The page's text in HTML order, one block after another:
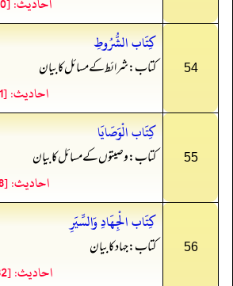
54
كِتَاب الشُّرُوطِ
کتاب: شرائط کے مسائل کا بیان
احادیث: [2711سے2737]
55
كِتَاب الْوَصَايَا
کتاب: وصیتوں کے مسائل کا بیان
احادیث: [2738سے2781]
56
كِتَاب الْجِهَادِ وَالسِّيَرِ
کتاب: جہاد کا بیان
احادیث: [2782سے3090]